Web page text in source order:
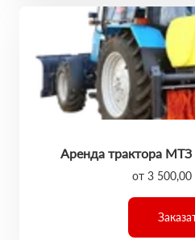
Аренда трактора
от 3 500,00